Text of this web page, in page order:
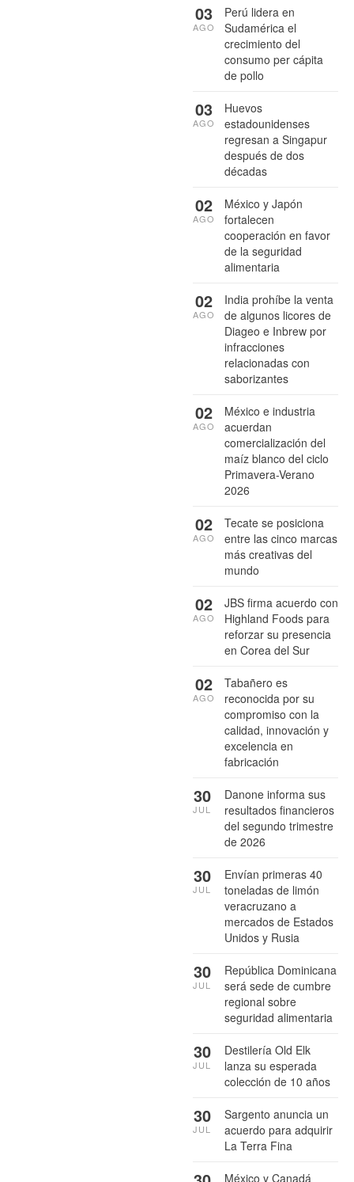
Perú lidera en
Sudamérica el
crecimiento del
consumo per cápita
de pollo
03
AGO
Huevos
estadounidenses
regresan a Singapur
después de dos
décadas
03
AGO
México y Japón
fortalecen
cooperación en favor
de la seguridad
alimentaria
02
AGO
India prohíbe la venta
de algunos licores de
Diageo e Inbrew por
infracciones
relacionadas con
saborizantes
02
AGO
México e industria
acuerdan
comercialización del
maíz blanco del ciclo
Primavera-Verano
2026
02
AGO
Tecate se posiciona
entre las cinco marcas
más creativas del
mundo
02
AGO
JBS firma acuerdo con
Highland Foods para
reforzar su presencia
en Corea del Sur
02
AGO
Tabañero es
reconocida por su
compromiso con la
calidad, innovación y
excelencia en
fabricación
02
AGO
Danone informa sus
resultados financieros
del segundo trimestre
de 2026
30
JUL
Envían primeras 40
toneladas de limón
veracruzano a
mercados de Estados
Unidos y Rusia
30
JUL
República Dominicana
será sede de cumbre
regional sobre
seguridad alimentaria
30
JUL
Destilería Old Elk
lanza su esperada
colección de 10 años
30
JUL
Sargento anuncia un
acuerdo para adquirir
La Terra Fina
30
JUL
México y Canadá